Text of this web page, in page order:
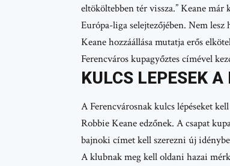
eltököltebben tér vissza.” Keane
Európa-liga selejtezőjében. Nem lesz
Keane hozzáállása mutatja erős
Ferencváros kupagyőztes címével
KULCS LEPESEK
A Ferencvárosnak kulcs lépéseket
Robbie Keane edzőnek. A csapat
bajnoki címet kell szerezni új
A klubnak meg kell oldani hazai